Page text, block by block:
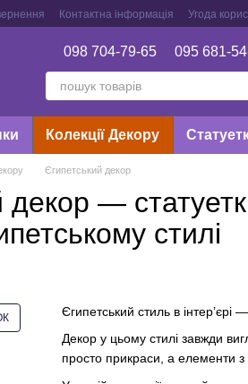
Контактна інформація Угода
098 704-79-65 095 681-
Колекції Декору
Єгипетський декор
декор —
стилі
Єгипетський стиль в
Декор у цьому стилі завжди
просто прикраси, а елементи з